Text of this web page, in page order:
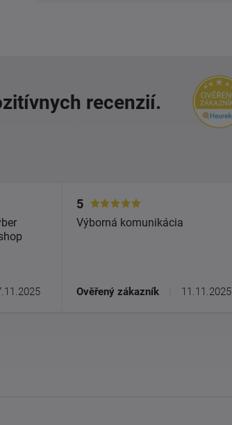
recenzií.
5
Výborná komunikácia
Ověřený zákazník 11.11.2025